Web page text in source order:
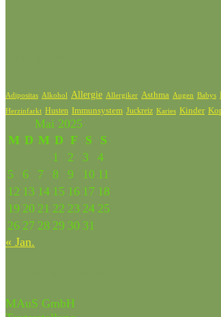
Adipositas Alkohol Allergie Allergiker Asthma Augen Babys
Herzinfarkt Husten Immunsystem Juckreiz Karies Kinder
Mai 2025
M D M D F S
S
1
2 3
4
5
6 7 8 9 10 11
12 13 14 15 16 17 18
19 20 21 22 23 24 25
26 27 28 29 30 31
« Jan.
MAuS GmbH